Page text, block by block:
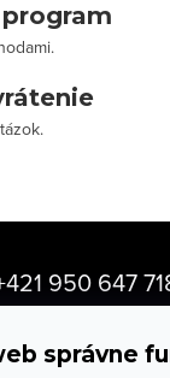
správne
950 647